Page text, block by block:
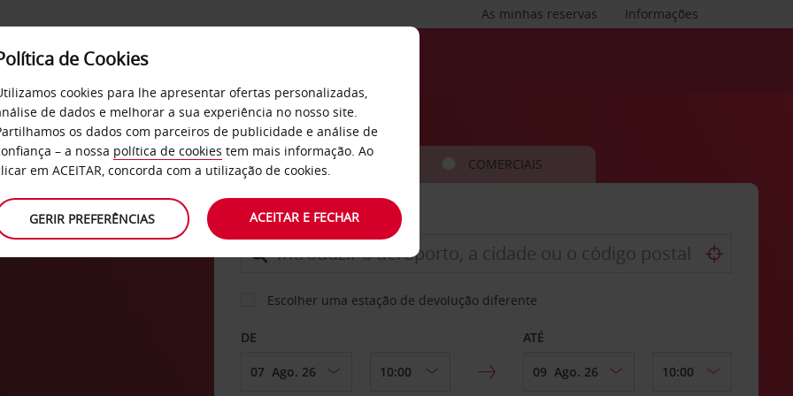
Informações
As minhas reservas
SERVIÇOS EMPRESAS
CARRO COMERCIAIS
LEVANTAR EM
Escolher uma estação de devolução diferente
DE ATÉ
de Cookies
cookies para lhe apresentar ofertas personalizadas,
de dados e melhorar a sua experiência no nosso site.
os dados com parceiros de publicidade e análise de
– a nossa política de cookies tem mais informação. Ao
em ACEITAR, concorda com a utilização de cookies.
GERIR PREFERÊNCIAS ACEITAR E FECHAR